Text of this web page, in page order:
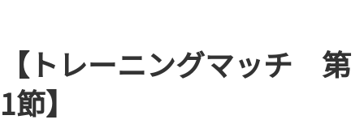
【トレーニングマッチ 第
1節】